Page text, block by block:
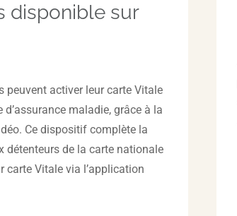
disponible sur
peuvent activer leur carte Vitale
maladie, grâce à la
Ce dispositif complète la
de la carte nationale
carte Vitale via l’application